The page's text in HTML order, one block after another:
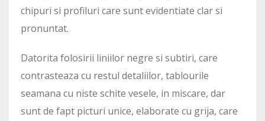
chipuri si profiluri care sunt evidentiate clar si
pronuntat.
Datorita folosirii liniilor negre si subtiri, care
contrasteaza cu restul detaliilor, tablourile
seamana cu niste schite vesele, in miscare, dar
sunt de fapt picturi unice, elaborate cu grija, care